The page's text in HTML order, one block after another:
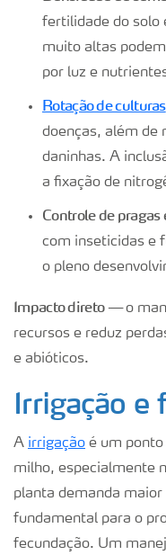
fertilidade do solo
muito altas
por luz e
Rotação de culturas
doenças, além de
daninhas. A
a fixação de
Controle de
com inseticidas e
o pleno
Impacto direto —o
recursos e reduz
e abióticos.
Irrigação e
A irrigação é um
milho, especialmente
planta demanda maior
fundamental para o
fecundação. Um